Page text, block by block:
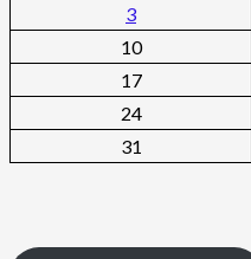
3
10
17
24
31